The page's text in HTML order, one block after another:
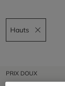
Hauts
Remove filter
PRIX DOUX